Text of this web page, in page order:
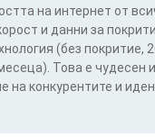
на интернет от
и данни за
(без покритие,
Това е чудесен
на конкурентите и